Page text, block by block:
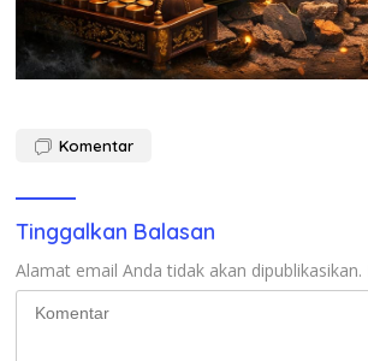
Komentar
Tinggalkan Balasan
Alamat email Anda tidak akan dipublikasikan.